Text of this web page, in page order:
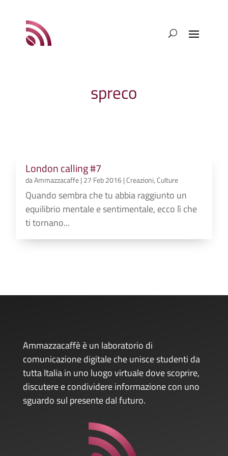
spreco
London calling #7
daAmmazzacaffe| 27 Feb 2016|Creazioni,Culture
Quando sembra che tu abbia raggiunto un
equilibrio mentale e sentimentale, ecco lì che
ti tornano...
Ammazzacaffè è un laboratorio di
comunicazione digitale che unisce studenti da
tutta Italia in uno luogo virtuale dove scoprire,
discutere e condividere informazione con uno
sguardo sul presente dal futuro.